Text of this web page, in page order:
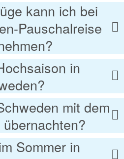
kann ich bei
Pauschalreise
in
mit dem
Sommer in